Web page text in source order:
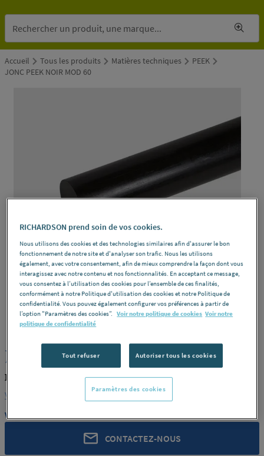
Accueil Tous les produits Matières techniques
PEEK
JONC PEEK NOIR MOD 60
ROCHLING REF : 372Q0
JONC PEEK NOIR MOD 60
ROCHLING PRODUIT-372Q0
Voir la description complète
Vous avez un projet ?
CONTACTEZ-NOUS
RICHARDSON prend soin de vos cookies.
Nous utilisons des cookies et des technologies similaires afin d'assurer le bon
fonctionnement de notre site et d'analyser son trafic. Nous les utilisons
également, avec votre consentement, afin de mieux comprendre la façon dont vous
interagissez avec notre contenu et nos fonctionnalités. En acceptant ce message,
vous consentez à l’utilisation des cookies pour l’ensemble de ces finalités,
conformément à notre Politique d'utilisation des cookies et notre Politique de
confidentialité. Vous pouvez également configurer vos préférences à partir de
l’option "Paramètres des cookies”. Voir notre politique de cookies Voir notre
politique de confidentialité
Tout refuser Autoriser tous les cookies
Paramètres des cookies